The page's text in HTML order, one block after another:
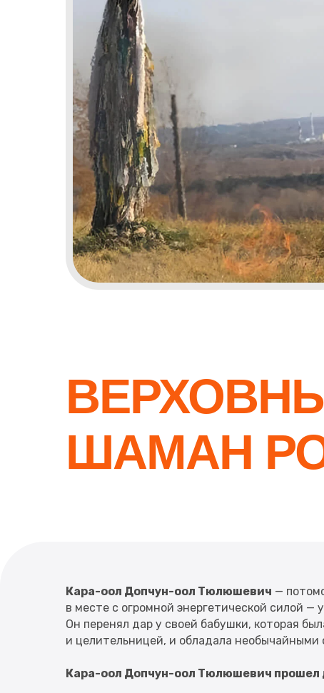
ШАМАН
Кара-оол Допчун-оол Тюлюшевич —
в месте с огромной энергетической силой —
Он перенял дар у своей бабушки, которая
и целительницей, и обладала необычайными
Кара-оол Допчун-оол Тюлюшевич прошел